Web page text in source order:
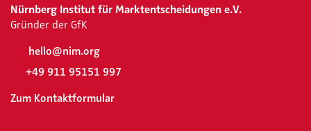
Nürnberg Institut für Marktentscheidungen e.V.
Gründer der GfK
hello@nim.org
+49 911 95151 997
Zum Kontaktformular